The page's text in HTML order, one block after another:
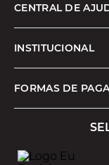
CENTRAL DE
Solicitar Troca ou
Formas de
INSTITUCIONAL
Quem Somos
FORMAS DE